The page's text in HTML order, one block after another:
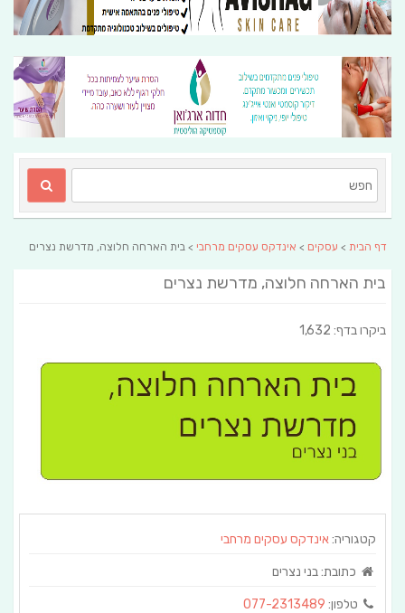
דף הבית > עסקים > אינדקס עסקים מרחבי > בית הארחה חלוצה, מדרשת נצרים
בית הארחה חלוצה, מדרשת נצרים
ביקרו בדף: 1,632
קטגוריה:אינדקס עסקים מרחבי
כתובת:בני נצרים
טלפון: 077-2313489